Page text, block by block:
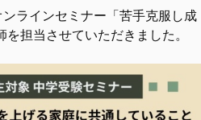
ンラインセミナー「苦手克服し成
担当させていただきました。